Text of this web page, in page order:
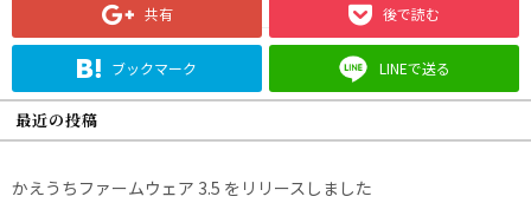
共有 後で読む
ブックマーク LINEで送る
最近の投稿
かえうちファームウェア 3.5 をリリースしました